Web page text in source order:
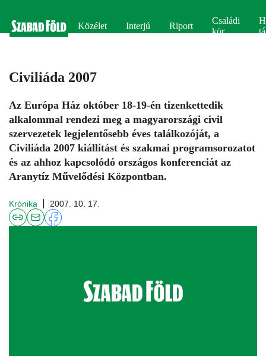
Közélet Interjú Riport
Családi
kör
Civiliáda 2007
Az Európa Ház október 18-19-én tizenkettedik
alkalommal rendezi meg a magyarországi civil
szervezetek legjelentősebb éves találkozóját, a
Civiliáda 2007 kiállítást és szakmai programsorozatot
és az ahhoz kapcsolódó országos konferenciát az
Aranytíz Művelődési Központban.
Krónika 2007. 10. 17.